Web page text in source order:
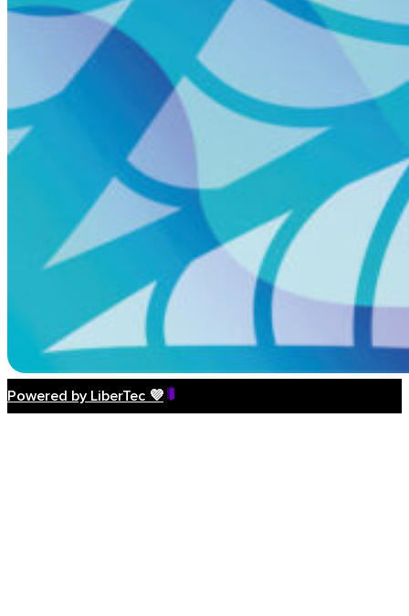
Powered by LiberTec 💜